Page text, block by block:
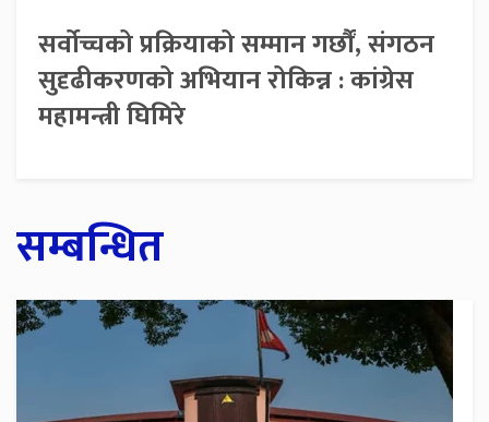
सर्वोच्चको प्रक्रियाको सम्मान गर्छौं, संगठन
सुदृढीकरणको अभियान रोकिन्न : कांग्रेस
महामन्त्री घिमिरे
सम्बन्धित